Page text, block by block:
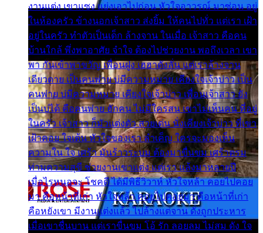
งานแต่ง เขาแซง แย่งเอาไปก่อน หัวใจอาวรณ์ มาซ่อน อยู่
ในห้องครัว ข้างนอกเจ้าสาว ส่งยิ้ม ให้คนไปทั่ว แต่เรา เฝ้า
อยู่ในครัว ทำตัวเป็นเด็ก ล้างจาน ในเมื่อ เจ้าสาว คือคน
บ้านใกล้ พึ่งพาอาศัย จำใจ ต้องไปช่วยงาน พอถึงเวลา เขา
พา กันเข้าพาขวัญ เพื่อนฝูง เฮฮาดังลั่น แต่เราล้างจาน
เดียวดาย เป็นคนพ่าย บ่มีความหมาย เคียงใจเจ้าบ่าว เป็น
คนพ่าย บ่มีความหมาย เคียงใจเจ้าบ่าว เพื่อนเจ้าสาว ยัง
เป็นบ่ได้ คือคนพ่าย ฮักคน ไม่มีใครสน เขาไม่เห็นคน ที่อยู่
ในครัว เจ้าสาว ก็มัวแต่งตัว สวยเด่น นั่งเคียงเจ้าบ่าว ที่เขา
เฝ้าคอย ใจเต้น หัวใจของเรา ลำเค็ญ ใครจะมองเห็น
ความใน ใจ เศร้า มันร้าวระบม ต้องมาขื่นขม เศร้าตรม
ท่ามความสุขี ช่วยงานเขาแต่ง แต่เรา แล้งมาหลายปี
เมื่อไรหนอจะ โชคดี ได้มีพิธีวิวาห์ หัวใจหล้า คอยไปคอย
มา คือหน้าที่เก่า หัวใจหล้า คอยไปคอยมา คือหน้าที่เก่า
คือหยังเขา มีงานแต่งแล้ว ไปล้างแต่จาน ดั่งถูกประหาร
เมื่อเขาชื่นบาน แต่เราขื่นขม โอ้ รัก ลอยลม ไม่สม ดัง ใจ